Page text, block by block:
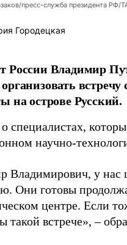
пресс-служба президента РФ/
Городецкая
России Владимир
на острове Русский.
специалистах,
научно-
Владимирович, у нас
Они готовы
центре. Если
такой встрече», –